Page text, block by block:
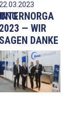
2023 — WIR
SAGEN DANKE